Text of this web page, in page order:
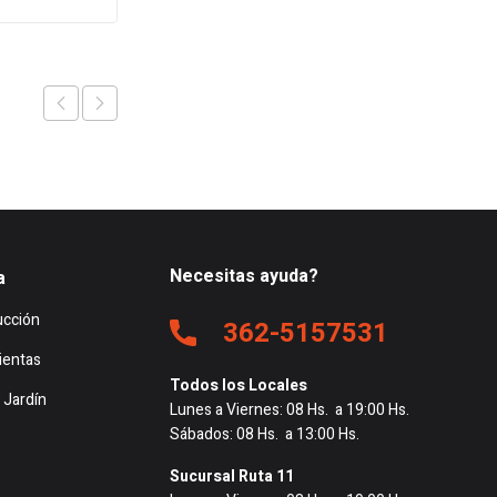
Jardín
Necesitas ayuda?
362-5157531
Todos los Locales
Lunes a Viernes: 08 Hs. a 19:00 Hs.
Sábados: 08 Hs. a 13:00 Hs.
Sucursal Ruta 11